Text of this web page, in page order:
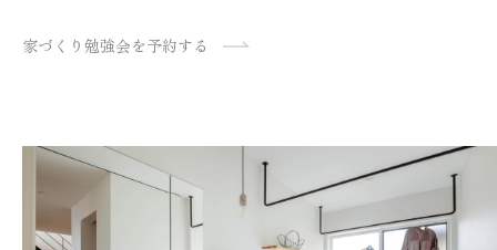
家づくり勉強会を予約する